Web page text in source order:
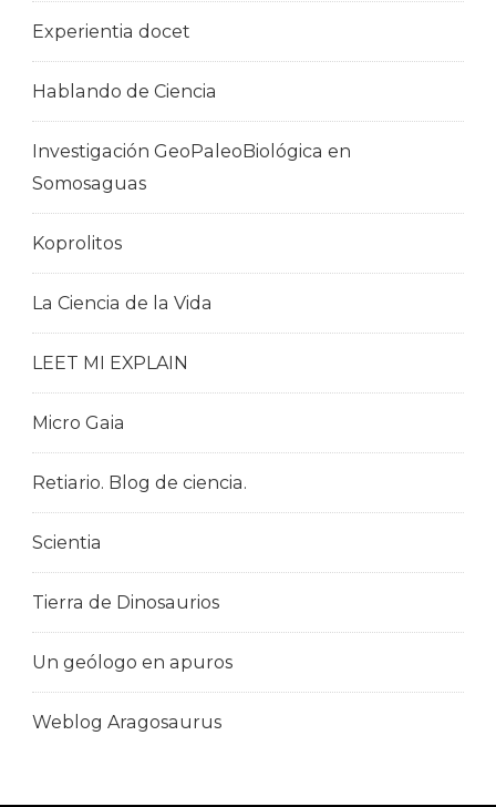
Experientia docet
Hablando de Ciencia
Investigación GeoPaleoBiológica en
Somosaguas
Koprolitos
La Ciencia de la Vida
LEET MI EXPLAIN
Micro Gaia
Retiario. Blog de ciencia.
Scientia
Tierra de Dinosaurios
Un geólogo en apuros
Weblog Aragosaurus